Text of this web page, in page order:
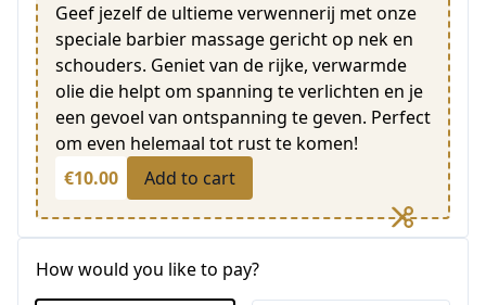
Geef jezelf de ultieme verwennerij met onze
speciale barbier massage gericht op nek en
schouders. Geniet van de rijke, verwarmde
olie die helpt om spanning te verlichten en je
een gevoel van ontspanning te geven. Perfect
om even helemaal tot rust te komen!
€10.00
Add to cart
How would you like to pay?